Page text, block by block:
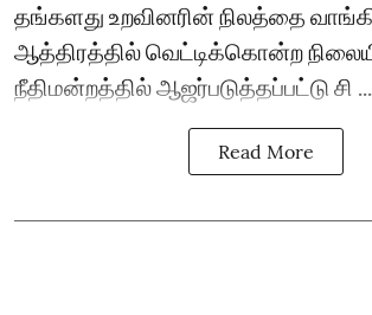
தங்களது உறவினரின் நிலத்தை
ஆத்திரத்தில் வெட்டிக்கொன்ற
நீதிமன்றத்தில் ஆஜர்படுத்தப்பட்டு சி ...
Read More